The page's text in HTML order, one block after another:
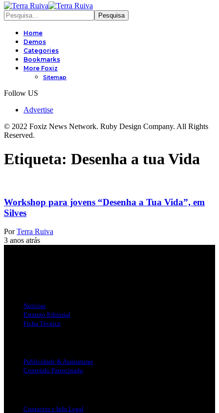
Home
Demos
Categories
Bookmarks
More Foxiz
Sitemap
Follow US
Advertise
© 2022 Foxiz News Network. Ruby Design Company. All Rights
Reserved.
Etiqueta: Desenha a tua Vida
Workshop para jovens “Desenha a Tua Vida”, em
Silves
Por Terra Ruiva
3 anos atrás
Notícias
Estatuto Editorial
Ficha Técnica
Publicidade & Assinaturas
Conteúdo Patrocinado
Contactos e Info Legal